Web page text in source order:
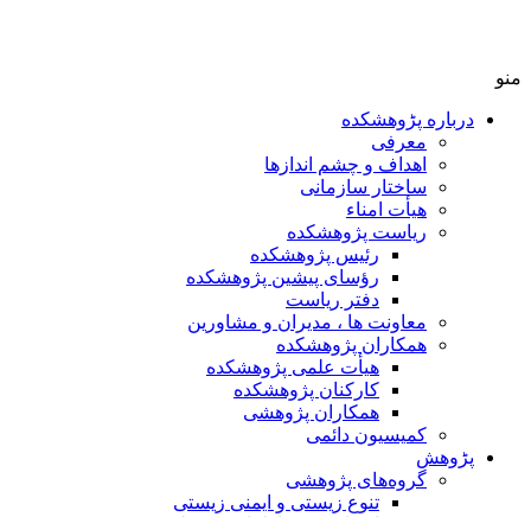
منو
درباره پڑوهشکده
معرفی
اهداف و چشم اندازها
ساختار سازمانی
هیأت امناء
ریاست پژوهشکده
رئیس پژوهشکده
رؤسای پیشین پژوهشکده
دفتر ریاست
معاونت ها ، مدیران و مشاورین
همکاران پژوهشکده
هیأت علمی پژوهشکده
کارکنان پژوهشکده
همکاران پژوهشی
کمیسیون دائمی
پڑوهش
گروه‌های پژوهشی
تنوع زیستی و ایمنی زیستی